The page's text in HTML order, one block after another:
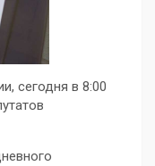
сегодня в 8:00